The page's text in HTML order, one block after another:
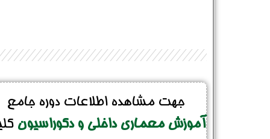
جهت مشاهده اطلاعات دوره جامع
آموزش معماری داخلی و دکوراسیون